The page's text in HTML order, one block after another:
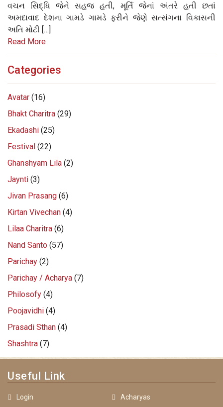
વચન સિદ્ધિ જેને સહજ હતી, મૂર્તિ જેનાં અંતરે હતી છતાં
અમદાવાદ દેશના ગામડે ગામડે ફરીને જેણે સત્સંગના વિકાસની
અતિ મોટી […]
Read More
Categories
Avatar (16)
Bhakt Charitra (29)
Ekadashi (25)
Festival (22)
Ghanshyam Lila (2)
Jaynti (3)
Jivan Prasang (6)
Kirtan Vivechan (4)
Lilaa Charitra (6)
Nand Santo (57)
Parichay (2)
Parichay / Acharya (7)
Philosofy (4)
Poojavidhi (4)
Prasadi Sthan (4)
Shashtra (7)
Useful Link
Login
Acharyas